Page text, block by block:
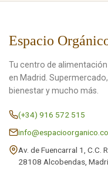
Espacio
Tu centro de
en Madrid.
bienestar y mucho más.
(+34) 916 572 515
Av. de Fuencarral 1, C.C.
28108 Alcobendas,